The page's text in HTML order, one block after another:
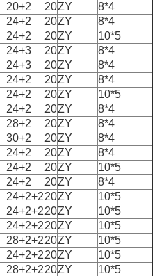
20+2 20ZY
8*4
24+2 20ZY
8*4
24+2 20ZY
10*5
24+3 20ZY
8*4
24+3 20ZY
8*4
24+2 20ZY
8*4
24+2 20ZY
10*5
24+2 20ZY
8*4
28+2 20ZY
8*4
30+2 20ZY
8*4
24+2 20ZY
8*4
24+2 20ZY
10*5
24+2 20ZY
8*4
24+2+220ZY
10*5
24+2+220ZY
10*5
24+2+220ZY
10*5
28+2+220ZY
10*5
24+2+220ZY
10*5
28+2+220ZY
10*5